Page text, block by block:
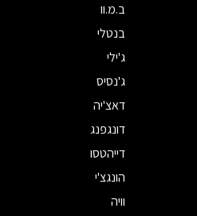
ב.מ.וו
בנטלי
ג'ילי
ג'נסיס
דאצ'יה
דונגפנג
דייהטסו
הונגצ'י
וויה